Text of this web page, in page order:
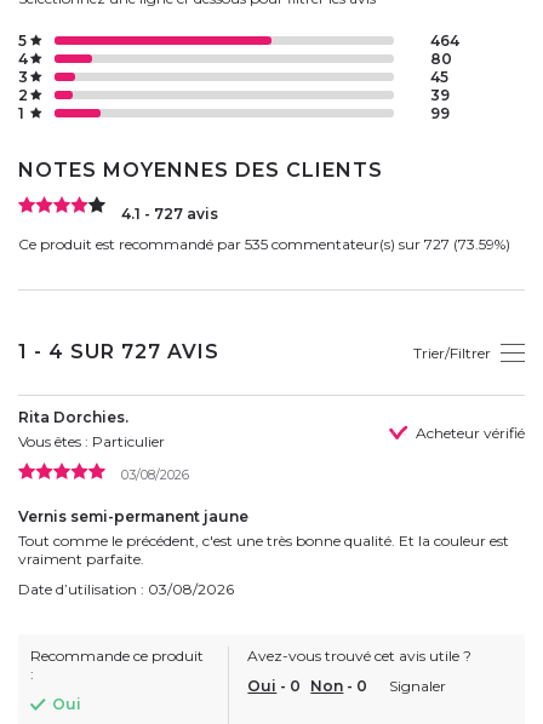
1 99
2 39
3 45
4 80
5 464
NOTES MOYENNES DES CLIENTS
4.1 - 727 avis
Ce produit est recommandé par 535 commentateur(s) sur 727 (73.59%)
1 - 4 SUR 727 AVIS Trier/Filtrer
Rita Dorchies.
Vous êtes : Particulier
Acheteur vérifié
03/08/2026
Vernis semi-permanent jaune
Tout comme le précédent, c'est une très bonne qualité. Et la couleur est
vraiment parfaite.
Date d’utilisation : 03/08/2026
Recommande ce produit
:
Oui
Avez-vous trouvé cet avis utile ?
Oui - 0 Non - 0 Signaler